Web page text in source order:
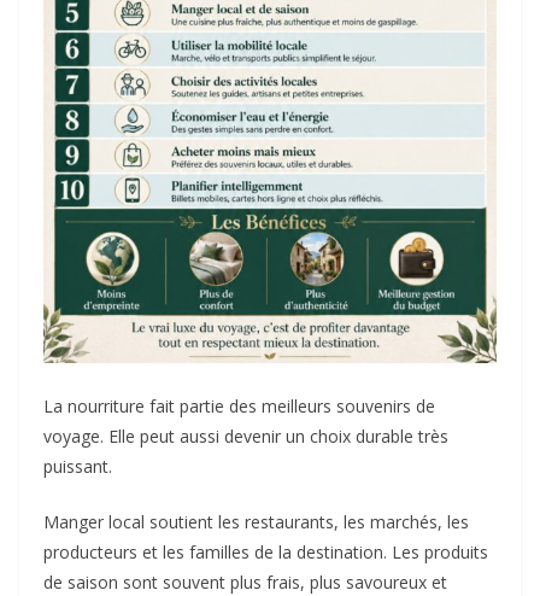
La nourriture fait partie des meilleurs souvenirs de
voyage. Elle peut aussi devenir un choix durable très
puissant.
Manger local soutient les restaurants, les marchés, les
producteurs et les familles de la destination. Les produits
de saison sont souvent plus frais, plus savoureux et